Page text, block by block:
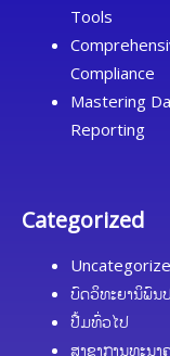
Tools
Compliance
Mastering
Reporting
Categorized
ບົດວິທະຍານິພົນ
ປື້ມທົ່ວໄປ
ສາຂາການທະນ